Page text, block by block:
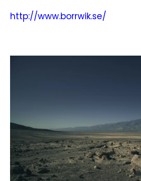
http://www.borrwik.se/